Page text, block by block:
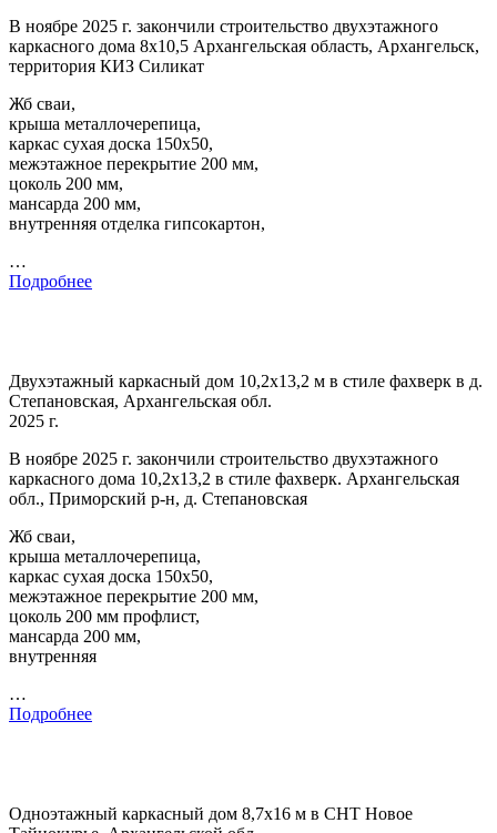
В ноябре 2025 г. закончили строительство двухэтажного
каркасного дома 8х10,5 Архангельская область, Архангельск,
территория КИЗ Силикат
Жб сваи,
крыша металлочерепица,
каркас сухая доска 150х50,
межэтажное перекрытие 200 мм,
цоколь 200 мм,
мансарда 200 мм,
внутренняя отделка гипсокартон,
…
Подробнее
Двухэтажный каркасный дом 10,2х13,2 м в стиле фахверк в д.
Степановская, Архангельская обл.
2025 г.
В ноябре 2025 г. закончили строительство двухэтажного
каркасного дома 10,2х13,2 в стиле фахверк. Архангельская
обл., Приморский р-н, д. Степановская
Жб сваи,
крыша металлочерепица,
каркас сухая доска 150х50,
межэтажное перекрытие 200 мм,
цоколь 200 мм профлист,
мансарда 200 мм,
внутренняя
…
Подробнее
Одноэтажный каркасный дом 8,7х16 м в СНТ Новое